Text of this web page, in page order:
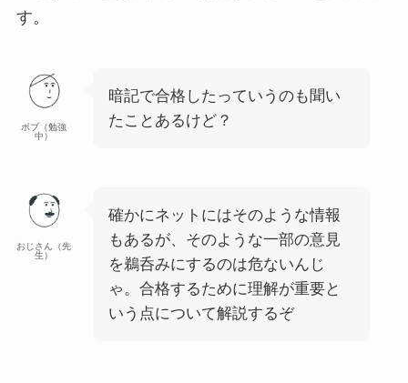
す。
ボブ（勉強
中）
暗記で合格したっていうのも聞い
たことあるけど？
おじさん（先
生）
確かにネットにはそのような情報
もあるが、そのような一部の意見
を鵜呑みにするのは危ないんじ
ゃ。合格するために理解が重要と
いう点について解説するぞ